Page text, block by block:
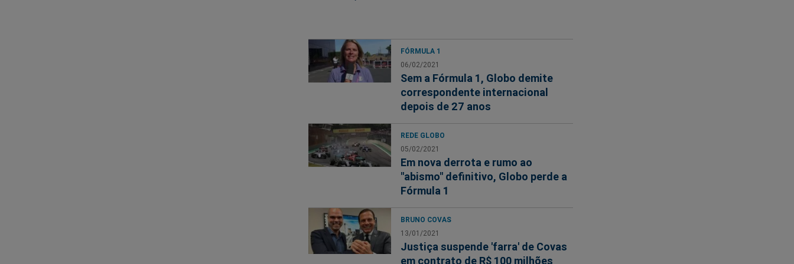
FÓRMULA 1
06/02/2021
Sem a Fórmula 1, Globo demite
correspondente internacional
depois de 27 anos
REDE GLOBO
05/02/2021
Em nova derrota e rumo ao
"abismo" definitivo, Globo perde a
Fórmula 1
BRUNO COVAS
13/01/2021
Justiça suspende 'farra' de Covas
em contrato de R$ 100 milhões